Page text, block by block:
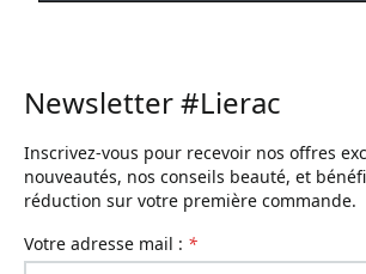
Newsletter #Lierac
Inscrivez-vous pour recevoir nos offres
nouveautés, nos conseils beauté, et
réduction sur votre première commande.
Votre adresse mail : *